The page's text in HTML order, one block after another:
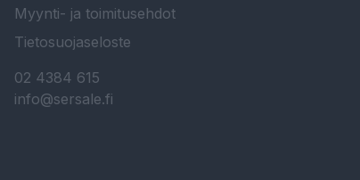
Myynti- ja toimitusehdot
Tietosuojaseloste
02 4384 615
info@sersale.fi